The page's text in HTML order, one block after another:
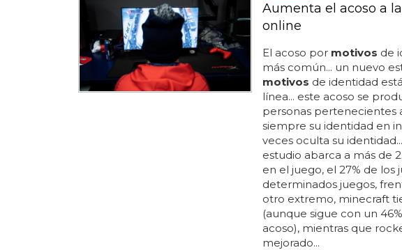
Aumenta el acoso a
online
El acoso por motivos de
más común... un nuevo
motivos de identidad
línea... este acoso se
personas pertenecientes
siempre su identidad en
veces oculta su
estudio abarca a más de
en el juego, el 27% de los
determinados juegos,
otro extremo, minecraft
(aunque sigue con un
acoso), mientras que
mejorado...